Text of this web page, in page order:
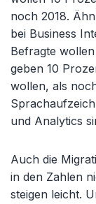
noch 2018.
bei Business
Befragte
geben 10
wollen, als
und Analytics
Auch die
in den Zahlen
steigen leicht.